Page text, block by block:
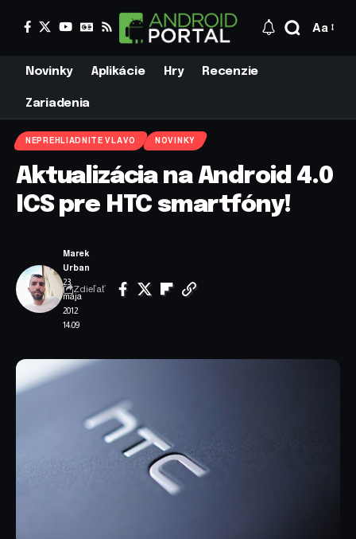
Aa
Novinky Aplikácie Hry Recenzie
Zariadenia
NEPREHLIADNITE VLAVO NOVINKY
Aktualizácia na Android 4.0
ICS pre HTC smartfóny!
23.
mája
2012
14:09
Marek
Urban
Zdieľať